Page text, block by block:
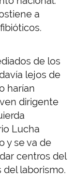
a
de los
lejos de
harían
dirigente
Lucha
y se va de
centros del
del laborismo.